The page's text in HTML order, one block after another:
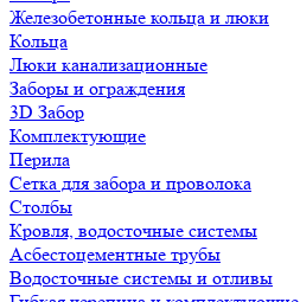
Железобетонные кольца и люки
Кольца
Люки канализационные
Заборы и ограждения
3D Забор
Комплектующие
Перила
Сетка для забора и проволока
Столбы
Кровля, водосточные системы
Асбестоцементные трубы
Водосточные системы и отливы